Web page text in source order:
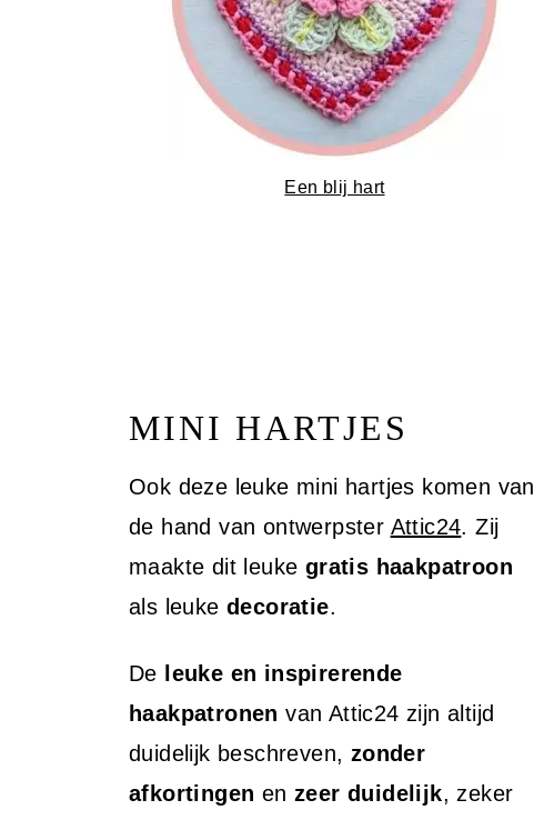
Een blij hart
MINI HARTJES
Ook deze leuke mini hartjes komen van
de hand van ontwerpster Attic24. Zij
maakte dit leuke gratis haakpatroon
als leuke decoratie.
De
leuke en inspirerende
haakpatronen van Attic24 zijn altijd
duidelijk beschreven, zonder
afkortingen en zeer duidelijk, zeker